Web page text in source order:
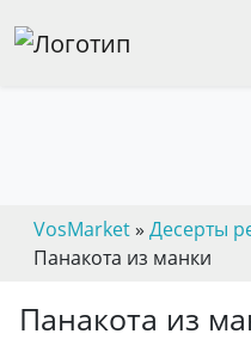
VosMarket» Десерты
Панакота из манки
Панакота из